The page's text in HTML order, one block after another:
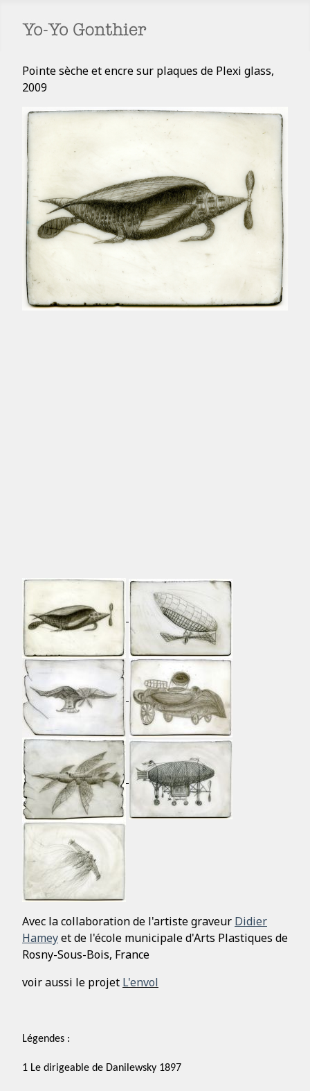
Pointe sèche et encre sur plaques de Plexi glass,
2009
Avec la collaboration de l'artiste graveur Didier
Hameyet de l'école municipale d'Arts Plastiques de
Rosny-Sous-Bois, France
voir aussi le projet L'envol
Légendes :
1 Le dirigeable de Danilewsky 1897